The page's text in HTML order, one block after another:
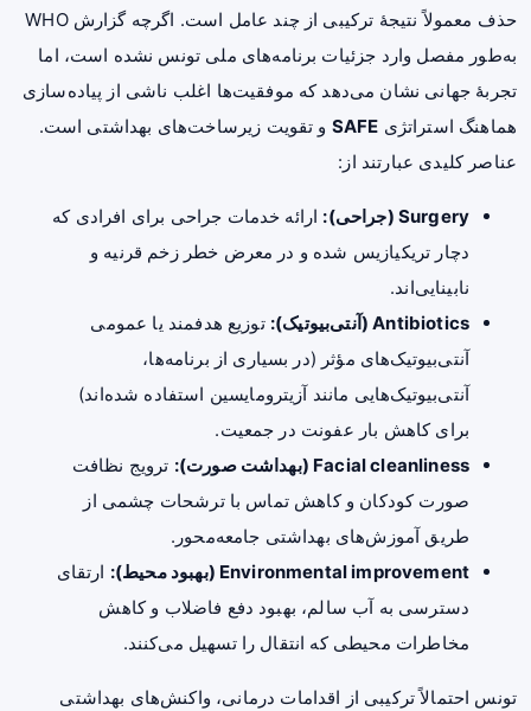
حذف معمولاً نتیجهٔ ترکیبی از چند عامل است. اگرچه گزارش WHO
به‌طور مفصل وارد جزئیات برنامه‌های ملی تونس نشده است، اما
تجربهٔ جهانی نشان می‌دهد که موفقیت‌ها اغلب ناشی از پیاده‌سازی
هماهنگ استراتژی SAFE و تقویت زیرساخت‌های بهداشتی است.
عناصر کلیدی عبارتند از:
Surgery (جراحی):
ارائه خدمات جراحی برای افرادی که
دچار تریکیازیس شده و در معرض خطر زخم قرنیه و
نابینایی‌اند.
Antibiotics (آنتی‌بیوتیک):
توزیع هدفمند یا عمومی
آنتی‌بیوتیک‌های مؤثر (در بسیاری از برنامه‌ها،
آنتی‌بیوتیک‌هایی مانند آزیترومایسین استفاده شده‌اند)
برای کاهش بار عفونت در جمعیت.
Facial cleanliness (بهداشت صورت):
ترویج نظافت
صورت کودکان و کاهش تماس با ترشحات چشمی از
طریق آموزش‌های بهداشتی جامعه‌محور.
Environmental improvement (بهبود محیط):
ارتقای
دسترسی به آب سالم، بهبود دفع فاضلاب و کاهش
مخاطرات محیطی که انتقال را تسهیل می‌کنند.
تونس احتمالاً ترکیبی از اقدامات درمانی، واکنش‌های بهداشتی